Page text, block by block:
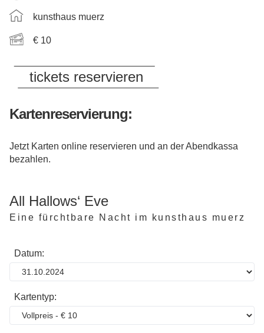
kunsthaus muerz
€ 10
tickets reservieren
Kartenreservierung:
Jetzt Karten online reservieren und an der Abendkassa
bezahlen.
All Hallows‘ Eve
Eine fürchtbare Nacht im kunsthaus muerz
Datum:
Kartentyp: